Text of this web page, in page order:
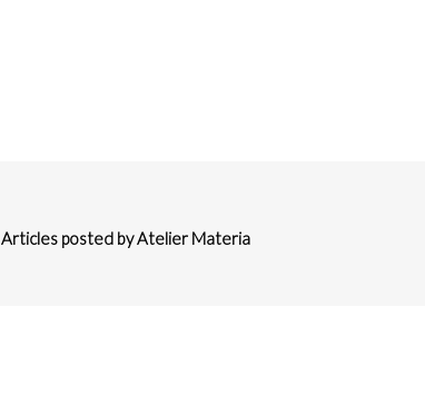
Articles posted by Atelier Materia